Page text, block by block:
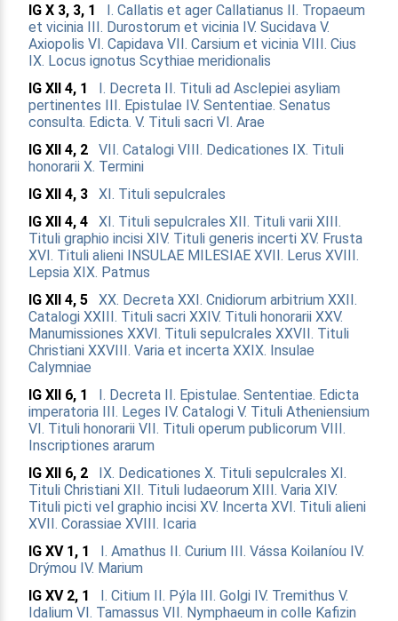
IG X 3, 3, 1
I. Callatis et ager Callatianus II. Tropaeum
et vicinia III. Durostorum et vicinia IV. Sucidava V.
Axiopolis VI. Capidava VII. Carsium et vicinia VIII. Cius
IX. Locus ignotus Scythiae meridionalis
IG XII 4, 1
I. Decreta II. Tituli ad Asclepiei asyliam
pertinentes III. Epistulae IV. Sententiae. Senatus
consulta. Edicta. V. Tituli sacri VI. Arae
IG XII 4, 2
VII. Catalogi VIII. Dedicationes IX. Tituli
honorarii X. Termini
IG XII 4, 3
XI. Tituli sepulcrales
IG XII 4, 4
XI. Tituli sepulcrales XII. Tituli varii XIII.
Tituli graphio incisi XIV. Tituli generis incerti XV. Frusta
XVI. Tituli alieni INSULAE MILESIAE XVII. Lerus XVIII.
Lepsia XIX. Patmus
IG XII 4, 5
XX. Decreta XXI. Cnidiorum arbitrium XXII.
Catalogi XXIII. Tituli sacri XXIV. Tituli honorarii XXV.
Manumissiones XXVI. Tituli sepulcrales XXVII. Tituli
Christiani XXVIII. Varia et incerta XXIX. Insulae
Calymniae
IG XII 6, 1
I. Decreta II. Epistulae. Sententiae. Edicta
imperatoria III. Leges IV. Catalogi V. Tituli Atheniensium
VI. Tituli honorarii VII. Tituli operum publicorum VIII.
Inscriptiones ararum
IG XII 6, 2
IX. Dedicationes X. Tituli sepulcrales XI.
Tituli Christiani XII. Tituli Iudaeorum XIII. Varia XIV.
Tituli picti vel graphio incisi XV. Incerta XVI. Tituli alieni
XVII. Corassiae XVIII. Icaria
IG XV 1, 1
I. Amathus II. Curium III. Vássa Koilaníou IV.
Drýmou IV. Marium
IG XV 2, 1
I. Citium II. Pýla III. Golgi IV. Tremithus V.
Idalium VI. Tamassus VII. Nymphaeum in colle Kafizin